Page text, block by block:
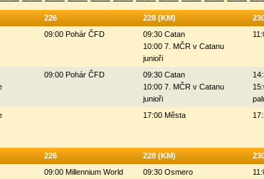
226 228 (KM)
09:00 Pohár ČFD
09:30 Catan
10:00 7. MČR v Catanu
junioři
09:00 Pohár ČFD
09:30 Catan
10:00 7. MČR v Catanu
junioři
17:00 Města
226 228 (KM)
09:00 Millennium World
09:30 Osmero